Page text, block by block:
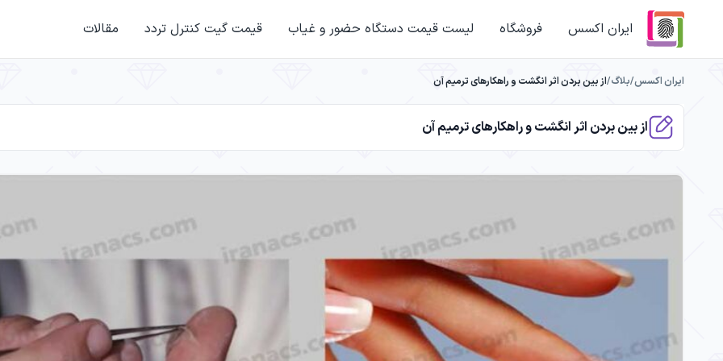
ایران اکسس فروشگاه لیست قیمت دستگاه حضور و غیاب قیمت گیت کنترل تردد مقالات
ایران اکسس/بلاگ/از بین بردن اثر انگشت و راهکارهای ترمیم آن
از بین بردن اثر انگشت و راهکارهای ترمیم آن